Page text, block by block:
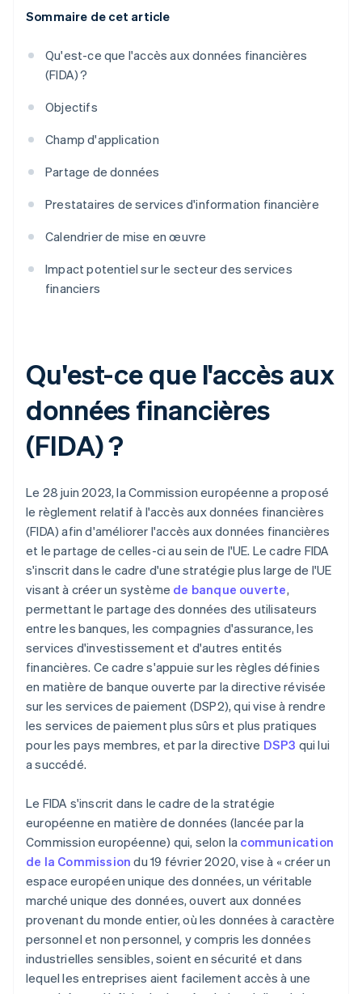
Sommaire de cet article
Qu'est-ce que l'accès aux données financières
(FIDA) ?
Objectifs
Champ d'application
Partage de données
Prestataires de services d'information financière
Calendrier de mise en œuvre
Impact potentiel sur le secteur des services
financiers
Qu'est-ce que l'accès aux
données financières
(FIDA) ?
Le 28 juin 2023, la Commission européenne a proposé
le règlement relatif à l'accès aux données financières
(FIDA) afin d'améliorer l'accès aux données financières
et le partage de celles-ci au sein de l'UE. Le cadre FIDA
s'inscrit dans le cadre d'une stratégie plus large de l'UE
visant à créer un système de banque ouverte,
permettant le partage des données des utilisateurs
entre les banques, les compagnies d'assurance, les
services d'investissement et d'autres entités
financières. Ce cadre s'appuie sur les règles définies
en matière de banque ouverte par la directive révisée
sur les services de paiement (DSP2), qui vise à rendre
les services de paiement plus sûrs et plus pratiques
pour les pays membres, et par la directive DSP3 qui lui
a succédé.
Le FIDA s'inscrit dans le cadre de la stratégie
européenne en matière de données (lancée par la
Commission européenne) qui, selon la communication
de la Commission du 19 février 2020, vise à « créer un
espace européen unique des données, un véritable
marché unique des données, ouvert aux données
provenant du monde entier, où les données à caractère
personnel et non personnel, y compris les données
industrielles sensibles, soient en sécurité et dans
lequel les entreprises aient facilement accès à une